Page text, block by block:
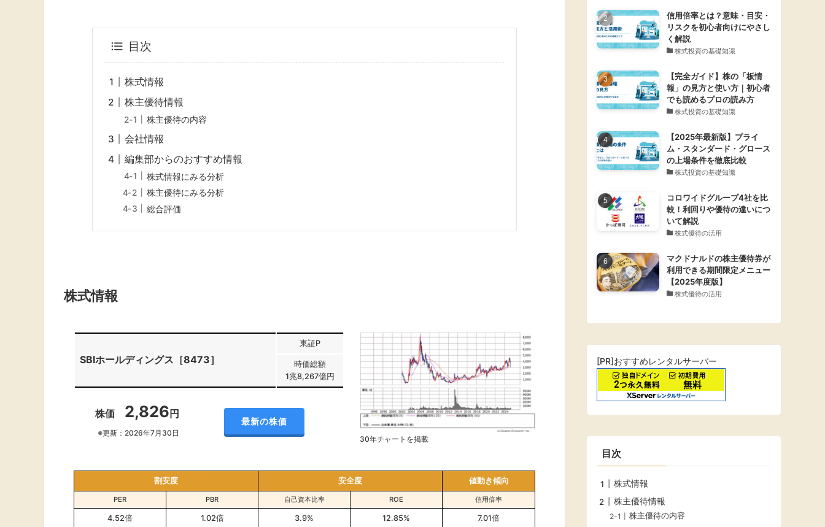
目次
株式情報
株主優待情報
株主優待の内容
会社情報
編集部からのおすすめ情報
株式情報にみる分析
株主優待にみる分析
総合評価
株式情報
SBIホールディングス［8473］
東証P
時価総額
1兆8,267億円
株価 2,826 円
※更新：2026年7月30日
最新の株価
30年チャートを掲載
割安度 安全度 値動き傾向
PER PBR 自己資本比率 ROE 信用倍率
4.52倍 1.02倍 3.9% 12.85% 7.01倍
信用倍率とは？意味・目安・
リスクを初心者向けにやさし
く解説
株式投資の基礎知識
【完全ガイド】株の「板情
報」の見方と使い方｜初心者
でも読めるプロの読み方
株式投資の基礎知識
【2025年最新版】プライ
ム・スタンダード・グロース
の上場条件を徹底比較
株式投資の基礎知識
コロワイドグループ4社を比
較！利回りや優待の違いにつ
いて解説
株式優待の活用
マクドナルドの株主優待券が
利用できる期間限定メニュー
【2025年度版】
株式優待の活用
[PR]おすすめレンタルサーバー
目次
株式情報
株主優待情報
株主優待の内容